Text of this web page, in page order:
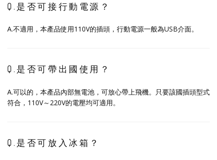
Q.是否可接行動電源？
A.不適用，本產品使用110V的插頭，行動電源一般為USB介面。
Q.是否可帶出國使用？
A.可以的，本產品內部無電池，可放心帶上飛機。只要該國插頭型式
符合，110V～220V的電壓均可適用。
Q.是否可放入冰箱？